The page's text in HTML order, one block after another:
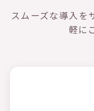
スムーズな導入を
軽に